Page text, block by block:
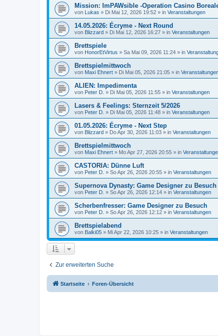
Mission: ImPAWsible -Operation Casino
von Lukas » Di Mai 12, 2026 19:52 » in Veranstaltungen
14.05.2026: Écryme - Next Round
von Blizzard » Di Mai 12, 2026 16:27 » in Veranstaltungen
Brettspiele
von HonorEtVirtus » Sa Mai 09, 2026 11:24 » in
Brettspielmittwoch
von Maxi Ehnert » Di Mai 05, 2026 21:05 » in
ALIEN: Impedimenta
von Peter D. » Di Mai 05, 2026 11:55 » in Veranstaltungen
Lasers & Feelings: Sternzeit 5/2026
von Peter D. » Di Mai 05, 2026 11:48 » in Veranstaltungen
01.05.2026: Écryme - Next Step
von Blizzard » Do Apr 30, 2026 11:03 » in Veranstaltungen
Brettspielmittwoch
von Maxi Ehnert » Mo Apr 27, 2026 20:55 » in
CASTORIA: Dünne Luft
von Peter D. » So Apr 26, 2026 20:55 » in Veranstaltungen
Supernova Dynasty: Game Designer zu Besuch
von Peter D. » So Apr 26, 2026 12:14 » in Veranstaltungen
Scherbenfresser: Game Designer zu Besuch
von Peter D. » So Apr 26, 2026 12:12 » in Veranstaltungen
Brettspielabend
von Balki05 » Mi Apr 22, 2026 10:25 » in Veranstaltungen
Zur erweiterten Suche
Startseite Foren-Übersicht